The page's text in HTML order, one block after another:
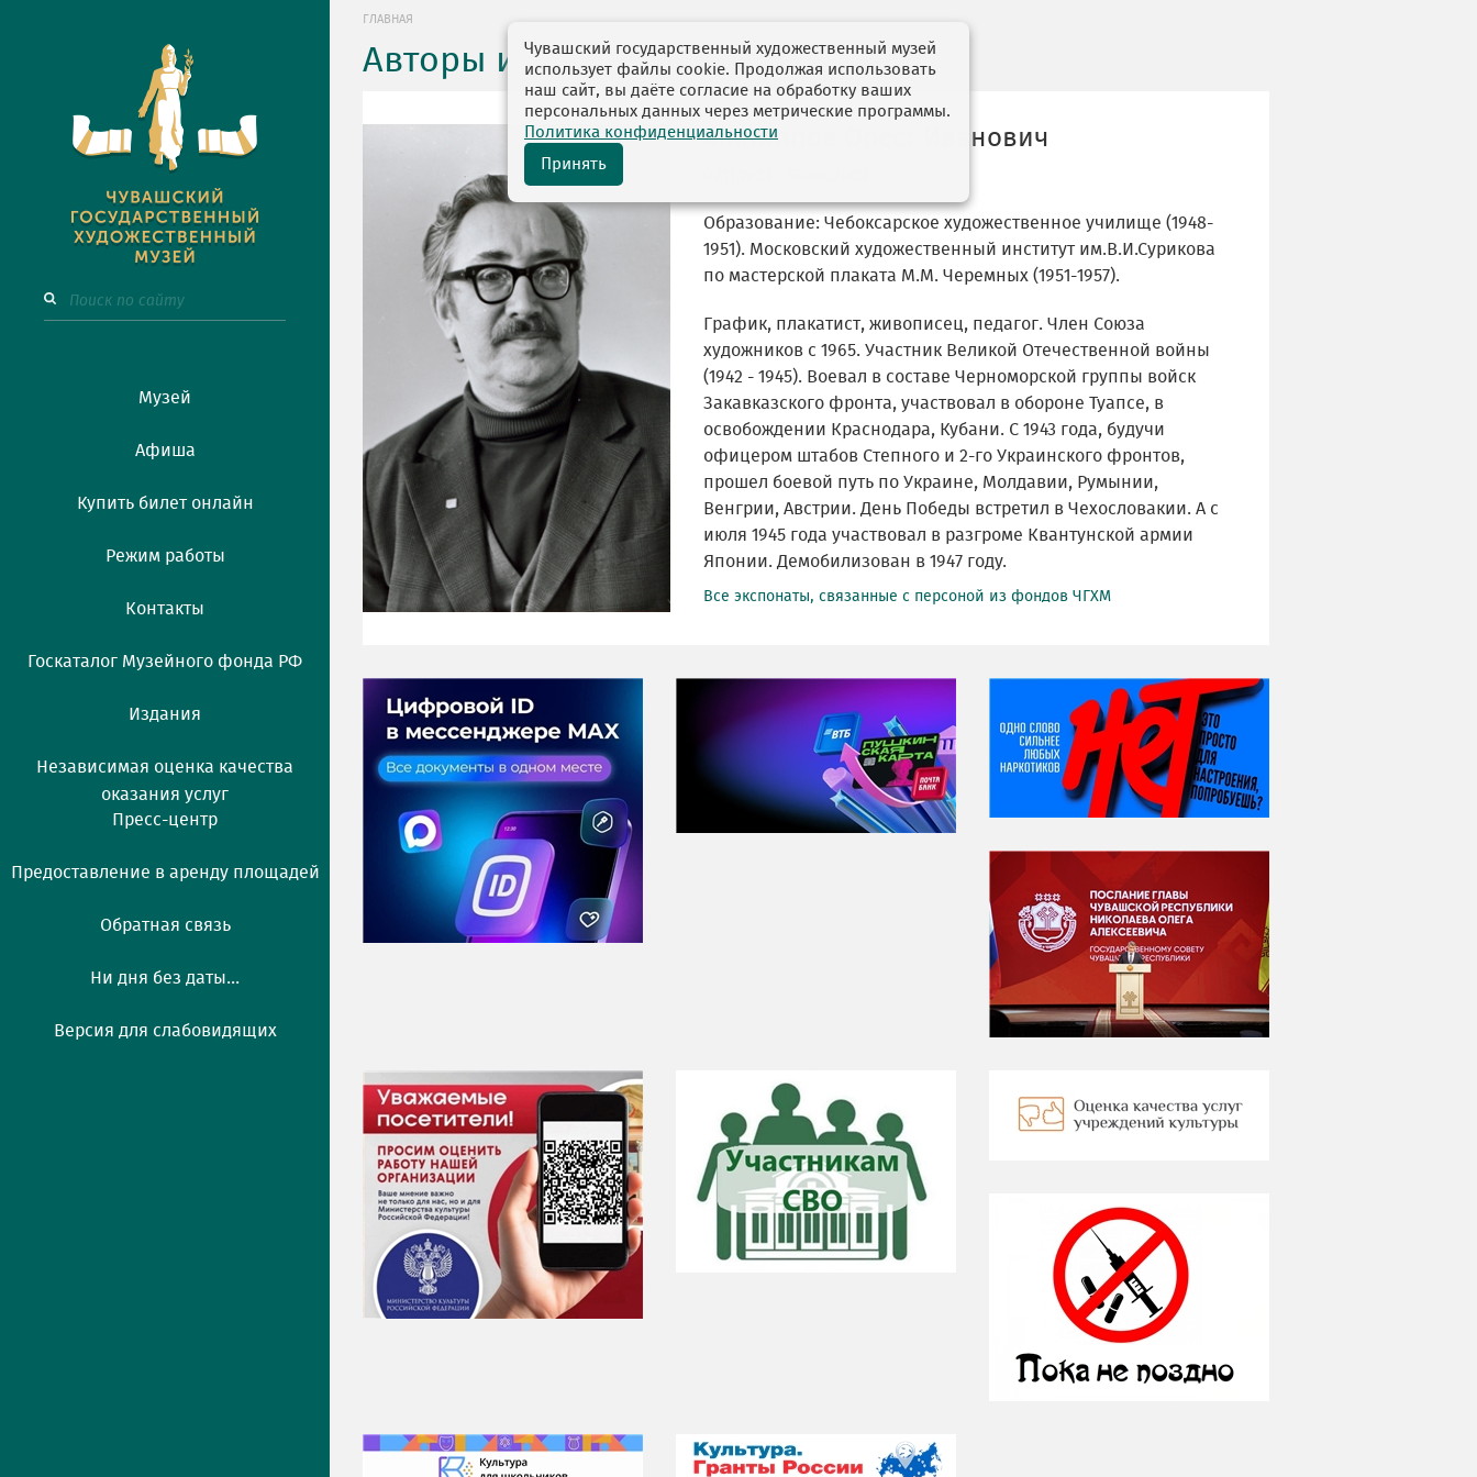
Музей
Афиша
Купить билет онлайн
Режим работы
Контакты
Госкаталог Музейного фонда РФ
Издания
Независимая оценка качества
оказания услуг
Пресс-центр
Предоставление в аренду площадей
Обратная связь
Ни дня без даты...
Версия для слабовидящих
ГЛАВНАЯ
Авторы и персоналии
Филиппов Орест Иванович
Образование: Чебоксарское художественное училище (1948-
1951). Московский художественный институт им.В.И.Сурикова
по мастерской плаката М.М. Черемных (1951-1957).
График, плакатист, живописец, педагог. Член Союза
художников с 1965. Участник Великой Отечественной войны
(1942 - 1945). Воевал в составе Черноморской группы войск
Закавказского фронта, участвовал в обороне Туапсе, в
освобождении Краснодара, Кубани. С 1943 года, будучи
офицером штабов Степного и 2-го Украинского фронтов,
прошел боевой путь по Украине, Молдавии, Румынии,
Венгрии, Австрии. День Победы встретил в Чехословакии. А с
июля 1945 года участвовал в разгроме Квантунской армии
Японии. Демобилизован в 1947 году.
Все экспонаты, связанные с персоной из фондов ЧГХМ
НИ ДНЯ БЕЗ ДАТЫ...
08 августа
ВСЕМИРНЫЙ ДЕНЬ
КОШЕК
Чувашский государственный художественный музей
использует файлы cookie. Продолжая использовать
наш сайт, вы даёте согласие на обработку ваших
персональных данных через метрические программы.
Политика конфиденциальности
Принять